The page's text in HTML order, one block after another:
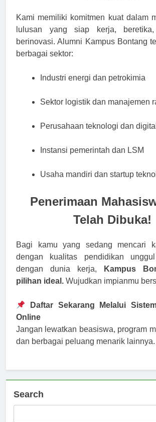
Kami memiliki komitmen kuat dalam
lulusan yang siap kerja,
berinovasi. Alumni Kampus Bontang
berbagai sektor:
Industri energi dan petrokimia
Sektor logistik dan manajemen
Perusahaan teknologi dan digital
Instansi pemerintah dan LSM
Usaha mandiri dan startup
Penerimaan
Telah Dibuka!
Bagi kamu yang sedang mencari
dengan kualitas pendidikan
dengan dunia kerja,
Kampus
pilihan ideal. Wujudkan impianmu
Daftar Sekarang Melalui
Online
Jangan lewatkan beasiswa, program
dan berbagai peluang menarik lainnya.
Search